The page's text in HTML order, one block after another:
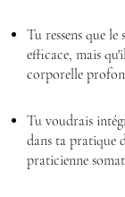
Tu ressens que
efficace, mais
corporelle
Tu voudrais
dans ta pratique
praticienne